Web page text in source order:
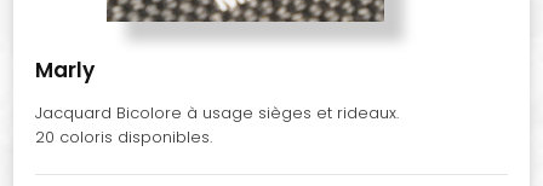
Marly
Jacquard Bicolore à usage sièges et rideaux.
20 coloris disponibles.